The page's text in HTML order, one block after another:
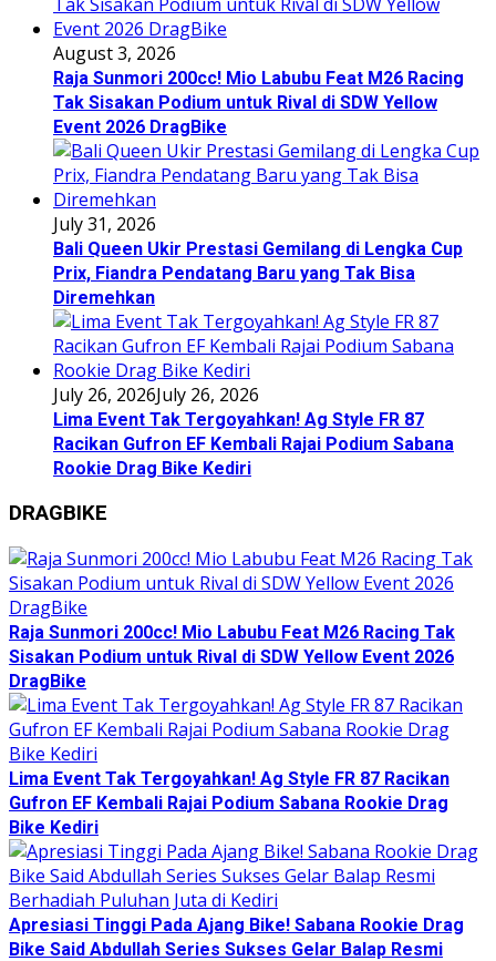
August 3, 2026
Raja Sunmori 200cc! Mio Labubu Feat M26 Racing
Tak Sisakan Podium untuk Rival di SDW Yellow
Event 2026 DragBike
July 31, 2026
Bali Queen Ukir Prestasi Gemilang di Lengka Cup
Prix, Fiandra Pendatang Baru yang Tak Bisa
Diremehkan
July 26, 2026July 26, 2026
Lima Event Tak Tergoyahkan! Ag Style FR 87
Racikan Gufron EF Kembali Rajai Podium Sabana
Rookie Drag Bike Kediri
DRAGBIKE
Raja Sunmori 200cc! Mio Labubu Feat M26 Racing Tak
Sisakan Podium untuk Rival di SDW Yellow Event 2026
DragBike
Lima Event Tak Tergoyahkan! Ag Style FR 87 Racikan
Gufron EF Kembali Rajai Podium Sabana Rookie Drag
Bike Kediri
Apresiasi Tinggi Pada Ajang Bike! Sabana Rookie Drag
Bike Said Abdullah Series Sukses Gelar Balap Resmi